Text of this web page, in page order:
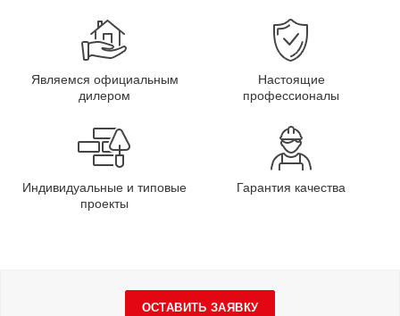
Являемся официальным
дилером
Настоящие
профессионалы
Индивидуальные и типовые
проекты
Гарантия качества
ОСТАВИТЬ ЗАЯВКУ